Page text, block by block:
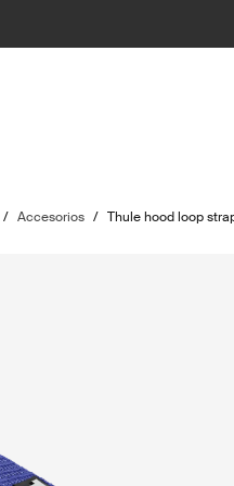
/ Accesorios / Thule hood loop